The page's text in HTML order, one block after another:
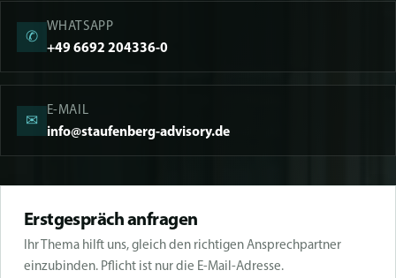
✆
WHATSAPP
+49 6692 204336-0
✉
E-MAIL
info@staufenberg-advisory.de
Erstgespräch anfragen
Ihr Thema hilft uns, gleich den richtigen Ansprechpartner
einzubinden. Pflicht ist nur die E-Mail-Adresse.